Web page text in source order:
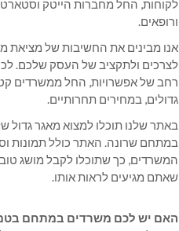
לקוחות, החל מחברות הייטק
ורופאים.
אנו מבינים את החשיבות של מציאת
לצרכים ולתקציב של העסק שלכם. לכן,
רחב של אפשרויות, החל ממשרדים
גדולים, במחירים תחרותיים.
באתר שלנו תוכלו למצוא מאגר
במתחם שרונה. האתר כולל תמונות
המשרדים, כך שתוכלו לקבל מושג
שאתם מגיעים לראות אותו.
האם יש לכם משרדים במתחם